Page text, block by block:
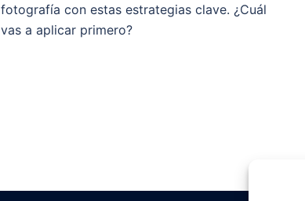
fotografía con estas estrategias clave. ¿Cuál
vas a aplicar primero?